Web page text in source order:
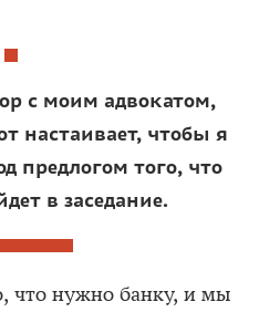
с моим адвокатом,
настаивает, чтобы я
предлогом того, что
в заседание.
что нужно банку, и мы